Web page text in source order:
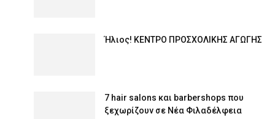
Ήλιος! ΚΕΝΤΡΟ ΠΡΟΣΧΟΛΙΚΗΣ ΑΓΩΓΗΣ
7 hair salons και barbershops που
ξεχωρίζουν σε Νέα Φιλαδέλφεια